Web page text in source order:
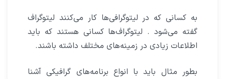
به کسانی که در لیتوگرافی‌ها کار می‌کنند لیتوگراف
گفته می‌شود . لیتوگراف‌ها کسانی هستند که باید
اطلاعات زیادی در زمینه‌های مختلف داشته باشند.
بطور مثال باید با انواع برنامه‌های گرافیکی آشنا